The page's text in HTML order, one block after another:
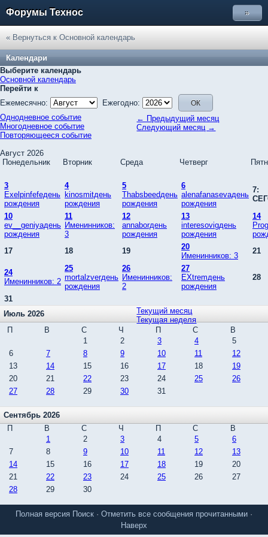
Форумы Технос »
« Вернуться к Основной календарь
Календари
Выберите календарь
Основной календарь
Перейти к
Ежемесячно:
Ежегодно:
← Предыдущий месяц
Следующий месяц →
Однодневное событие
Многодневное событие
Повторяющееся событие
Август 2026
Понедельник
Вторник Среда Четверг
3
Exelpinfefeдень
рождения
4
kinosmitдень
рождения
5
Thabsbeedдень
рождения
6
alenafanasevaдень
рождения
7:
10
ev__geniyaдень
рождения
11
Именинников:
3
12
annaborдень
рождения
13
interesovigдень
рождения
14
17
18 19
20
Именинников: 3
21
24
Именинников: 2
25
mortalzverдень
рождения
26
Именинников:
2
27
EXtremдень
рождения
28
31
Текущий месяц
Текущая неделя
Июль 2026
П
В С Ч П С
В
1
2 3 4
5
6
7 8 9 10 11
12
13
14 15 16 17 18
19
20
21 22 23 24 25
26
27
28 29 30 31
Сентябрь 2026
П
В С Ч П С
В
1
2 3 4 5
6
7
8 9 10 11 12
13
14
15 16 17 18 19
20
21
22 23 24 25 26
27
28
29 30
Полная версия Поиск · Отметить все сообщения прочитанными ·
Наверх